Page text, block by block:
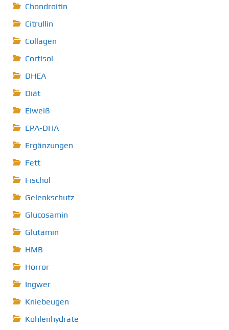
Chondroitin
Citrullin
Collagen
Cortisol
DHEA
Diät
Eiweiß
EPA-DHA
Ergänzungen
Fett
Fischol
Gelenkschutz
Glucosamin
Glutamin
HMB
Horror
Ingwer
Kniebeugen
Kohlenhydrate